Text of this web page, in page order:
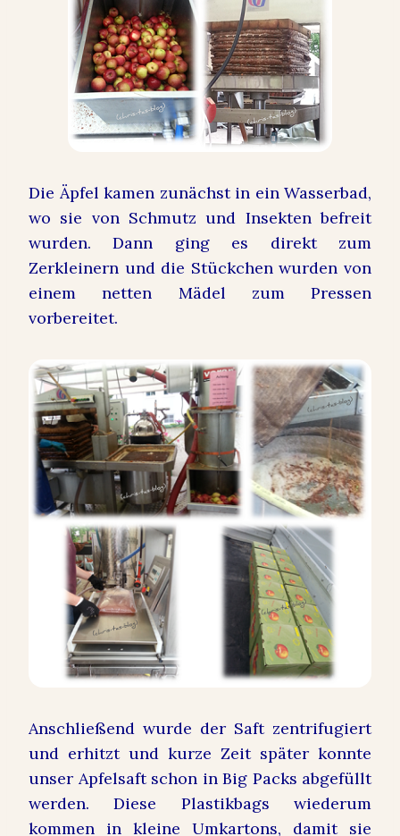
Die Äpfel kamen zunächst in ein Wasserbad,
wo sie von Schmutz und Insekten befreit
wurden. Dann ging es direkt zum
Zerkleinern und die Stückchen wurden von
einem netten Mädel zum Pressen
vorbereitet.
Anschließend wurde der Saft zentrifugiert
und erhitzt und kurze Zeit später konnte
unser Apfelsaft schon in Big Packs abgefüllt
werden. Diese Plastikbags wiederum
kommen in kleine Umkartons, damit sie